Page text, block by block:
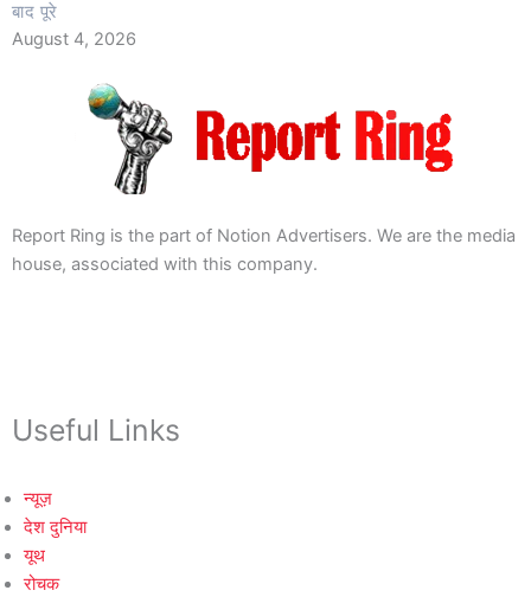
बाद पूरे
August 4, 2026
Report Ring is the part of Notion Advertisers. We are the media
house, associated with this company.
Useful Links
न्यूज़
देश दुनिया
यूथ
रोचक